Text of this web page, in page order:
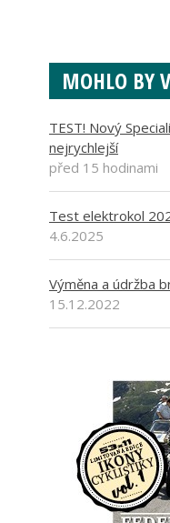
MOHLO BY
TEST! Nový
nejrychlejší
před 15 hodinami
Test elektrokol
4.6.2025
Výměna a údržba
15.12.2022